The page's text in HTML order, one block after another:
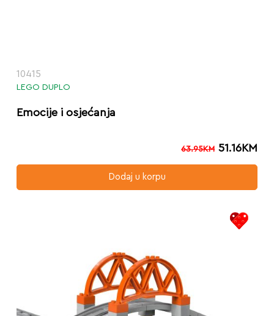
10415
LEGO DUPLO
Emocije i osjećanja
63.95KM 51.16KM
Dodaj u korpu